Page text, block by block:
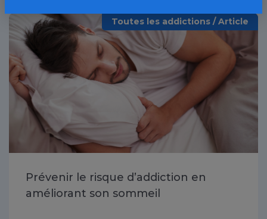
Toutes les addictions / Article
Prévenir le risque d’addiction en
améliorant son sommeil